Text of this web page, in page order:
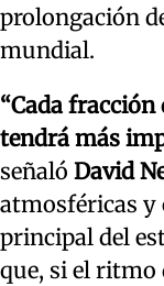
prolongación
mundial.
“Cada
tendrá más
señaló David
atmosféricas y
principal del
que, si el ritmo